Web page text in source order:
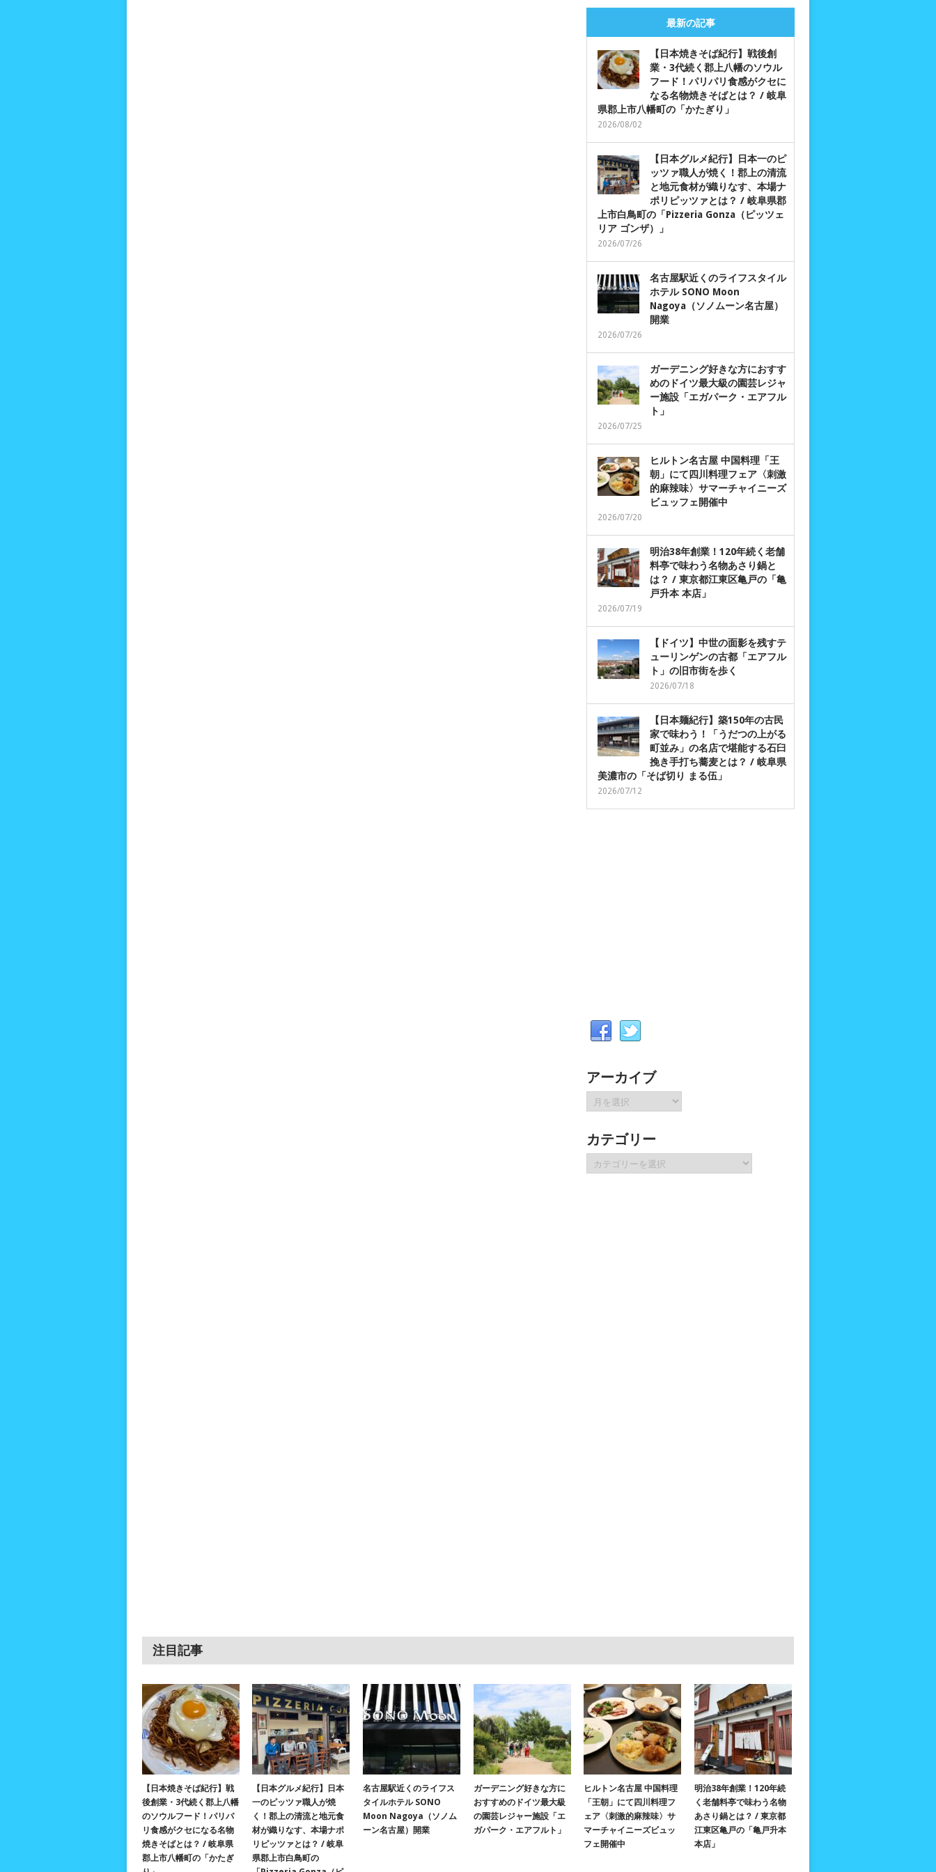
最新の記事
【日本焼きそば紀行】戦後創
業・3代続く郡上八幡のソウル
フード！パリパリ食感がクセに
なる名物焼きそばとは？ / 岐阜
県郡上市八幡町の「かたぎり」
2026/08/02
【日本グルメ紀行】日本一のピ
ッツァ職人が焼く！郡上の清流
と地元食材が織りなす、本場ナ
ポリピッツァとは？ / 岐阜県郡
上市白鳥町の「Pizzeria Gonza（ピッツェ
リア ゴンザ）」
2026/07/26
名古屋駅近くのライフスタイル
ホテル SONO Moon
Nagoya（ソノムーン名古屋）
開業
2026/07/26
ガーデニング好きな方におすす
めのドイツ最大級の園芸レジャ
ー施設「エガパーク・エアフル
ト」
2026/07/25
ヒルトン名古屋 中国料理「王
朝」にて四川料理フェア〈刺激
的麻辣味〉サマーチャイニーズ
ビュッフェ開催中
2026/07/20
明治38年創業！120年続く老舗
料亭で味わう名物あさり鍋と
は？ / 東京都江東区亀戸の「亀
戸升本 本店」
2026/07/19
【ドイツ】中世の面影を残すテ
ューリンゲンの古都「エアフル
ト」の旧市街を歩く
2026/07/18
【日本麺紀行】築150年の古民
家で味わう！「うだつの上がる
町並み」の名店で堪能する石臼
挽き手打ち蕎麦とは？ / 岐阜県
美濃市の「そば切り まる伍」
2026/07/12
アーカイブ
ア
ー
イ
ブ
カテゴリー
テ
注目記事
【日本焼きそば紀行】戦
後創業・3代続く郡上八幡
のソウルフード！パリパ
リ食感がクセになる名物
焼きそばとは？ / 岐阜県
郡上市八幡町の「かたぎ
【日本グルメ紀行】日本
一のピッツァ職人が焼
く！郡上の清流と地元食
材が織りなす、本場ナポ
リピッツァとは？ / 岐阜
県郡上市白鳥町の
名古屋駅近くのライフス
タイルホテル SONO
Moon Nagoya（ソノム
ーン名古屋）開業
ガーデニング好きな方に
おすすめのドイツ最大級
の園芸レジャー施設「エ
ガパーク・エアフルト」
ヒルトン名古屋 中国料理
「王朝」にて四川料理フ
ェア〈刺激的麻辣味〉サ
マーチャイニーズビュッ
フェ開催中
明治38年創業！120年続
く老舗料亭で味わう名物
あさり鍋とは？ / 東京都
江東区亀戸の「亀戸升本
本店」